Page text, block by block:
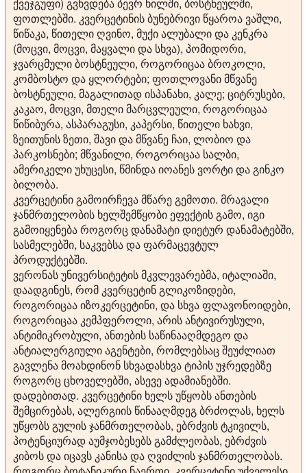
ფოთლებში. კვერცეტინის ბუნებრივი წყაროა ვაშლი,
წიწაკა, წითელი ღვინო, მუქი ალუბალი და კენკრა
(მოცვი, მოცვი, მაყვალი და სხვა), პომიდორი,
ჯვარცმული ბოსტნეული, როგორიცაა ბროკოლი,
კომბოსტო და ყლორტები; ფოთლოვანი მწვანე
ბოსტნეული, მაგალითად ისპანახი, კალე; ციტრუსები,
კაკაო, მოცვი, მთელი მარცვლეული, როგორიცაა
წიწიბურა, ასპარაგუსი, კაპერსი, წითელი ხახვი,
ზეითუნის ზეთი, შავი და მწვანე ჩაი, ლობიო და
პარკოსნები; მწვანილი, როგორიცაა სალბი,
ამერიკელი უხუცესი, წმინდა იოანეს ვორტი და გინკო
ბილობა.
კვერცეტინი გამოირჩევა მწარე გემოთი. მრავალი
ჯანმრთელობის ხელშემწყობი ეფექტის გამო, იგი
გამოიყენება როგორც დანამატი დიეტურ დანამატებში,
სასმელებში, საკვებსა და ფარმაცევტულ
პროდუქტებში.
ვერონას უნივერსიტეტის მკვლევარებმა, იტალიაში,
დაადგინეს, რომ კვერცეტინ გლიკოზიდები,
როგორიცაა იზოკერცეტინი, და სხვა ფლავონოიდები,
როგორიცაა კემპფეროლი, არის ანტივირუსული,
ანტიმიკრობული, ანთების საწინააღმდეგო და
ანტიალერგიული აგენტები, რომლებსაც შეუძლიათ
გავლენა მოახდინონ სხვადასხვა ტიპის უჯრედებზე
როგორც ცხოველებში, ასევე ადამიანებში.
დადებითად. კვერცეტინი ხელს უწყობს ანთების
შემცირებას, ალერგიის წინააღმდეგ ბრძოლას, ხელს
უწყობს გულის ჯანმრთელობას, ებრძვის ტკივილს,
პოტენციურად აუმჯობესებს გამძლეობას, ებრძვის
კიბოს და იცავს კანისა და ღვიძლის ჯანმრთელობას.